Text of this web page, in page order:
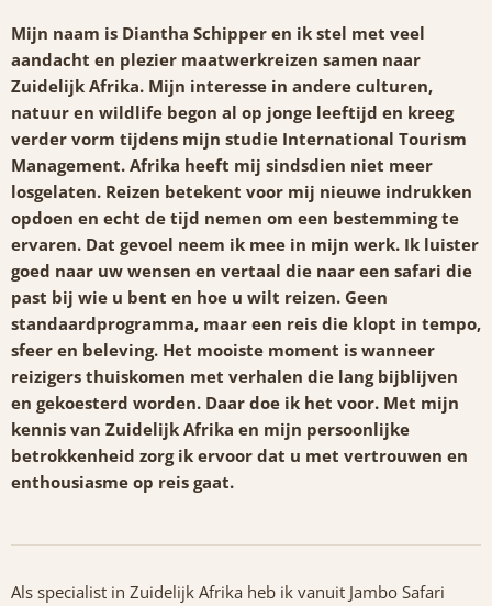
Mijn naam is Diantha Schipper en ik stel met veel
aandacht en plezier maatwerkreizen samen naar
Zuidelijk Afrika. Mijn interesse in andere culturen,
natuur en wildlife begon al op jonge leeftijd en kreeg
verder vorm tijdens mijn studie International Tourism
Management. Afrika heeft mij sindsdien niet meer
losgelaten. Reizen betekent voor mij nieuwe indrukken
opdoen en echt de tijd nemen om een bestemming te
ervaren. Dat gevoel neem ik mee in mijn werk. Ik luister
goed naar uw wensen en vertaal die naar een safari die
past bij wie u bent en hoe u wilt reizen. Geen
standaardprogramma, maar een reis die klopt in tempo,
sfeer en beleving. Het mooiste moment is wanneer
reizigers thuiskomen met verhalen die lang bijblijven
en gekoesterd worden. Daar doe ik het voor. Met mijn
kennis van Zuidelijk Afrika en mijn persoonlijke
betrokkenheid zorg ik ervoor dat u met vertrouwen en
enthousiasme op reis gaat.
Als specialist in Zuidelijk Afrika heb ik vanuit Jambo Safari